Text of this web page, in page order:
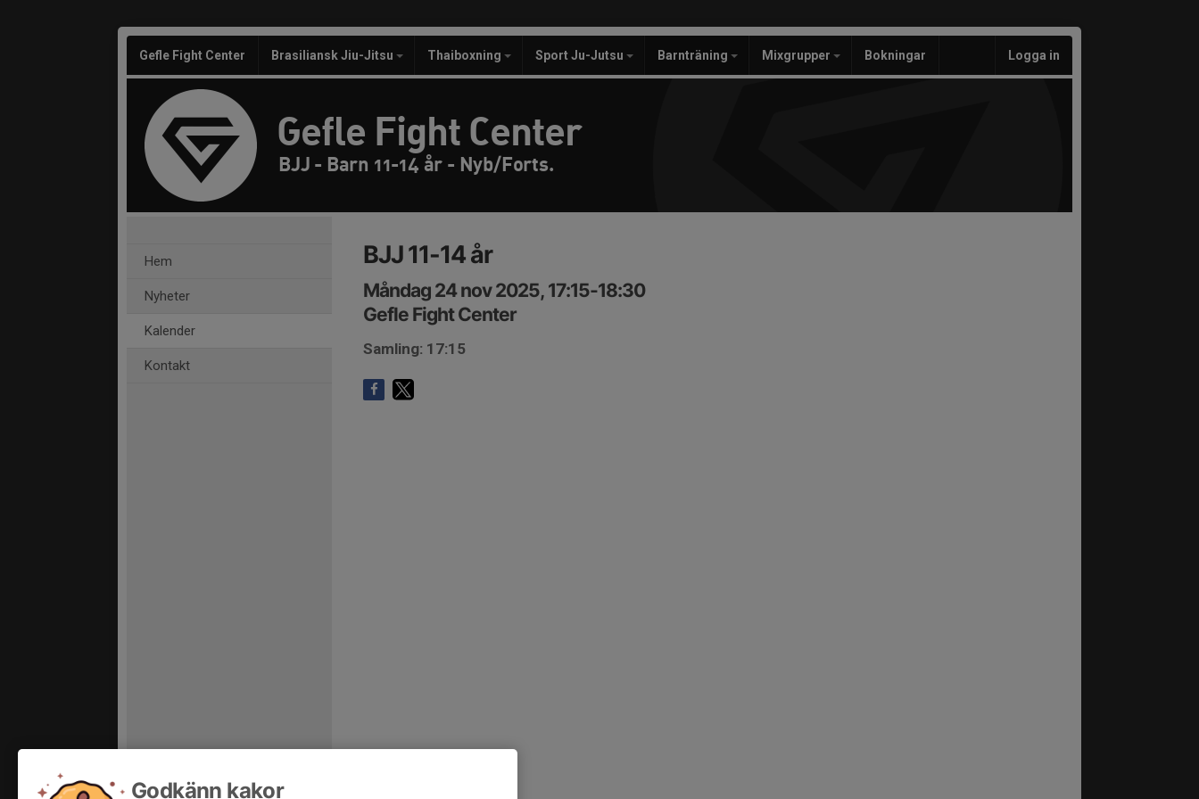
Gefle Fight Center Brasiliansk Jiu-Jitsu Thaiboxning Sport Ju-Jutsu Barnträning Mixgrupper Bokningar Logga in
Gefle Fight Center
BJJ - Barn 11-14 år - Nyb/Forts.
Hem
Nyheter
Kalender
Kontakt
BJJ 11-14 år
Måndag 24 nov 2025, 17:15-18:30
Gefle Fight Center
Samling: 17:15
Godkänn kakor